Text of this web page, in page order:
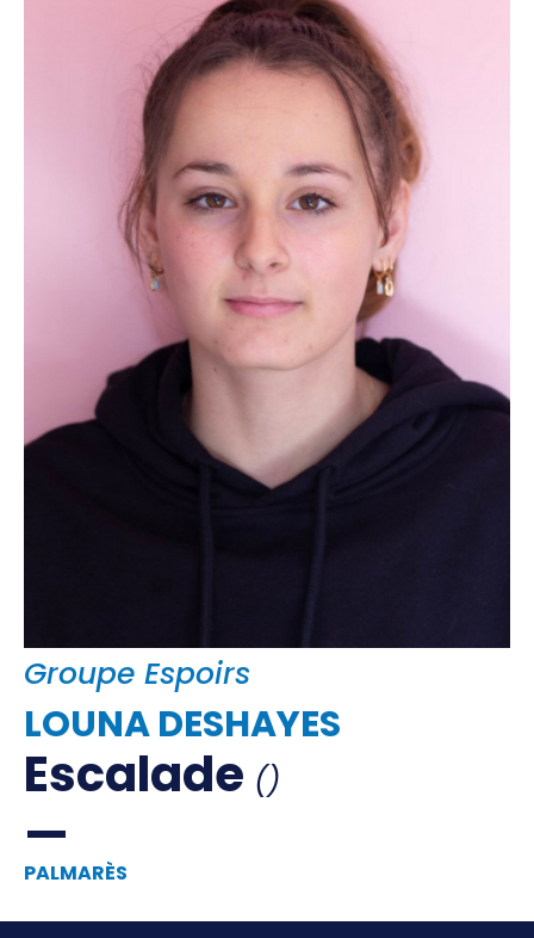
Jeux Olympiques & Paralympiques
Club 2024 - Fan zone
SERVICES & OUTILS
Prêt de matériel
Boite à outils
Mon club près de chez moi
Responsabilité Sociétale
Calcul coût de l'emploi
Ressources pédagogiques
Bourses aux bénévoles
Financement
Institutions
Haut Niveau
Vie Associative
Divers
Groupe Espoirs
LOUNA DESHAYES
Escalade ()
PALMARÈS